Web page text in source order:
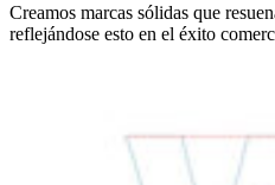
Creamos marcas sólidas que
reflejándose esto en el éxito